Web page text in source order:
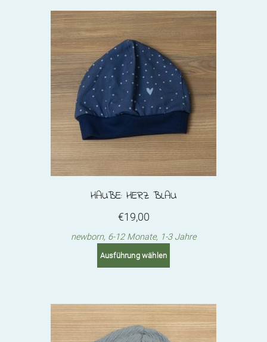
HAUBE: HERZ BLAU
€19,00
newborn, 6-12 Monate, 1-3 Jahre
Ausführung wählen
The
options
may